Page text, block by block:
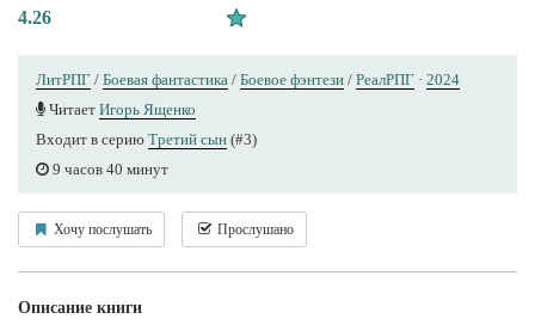
4.26
ЛитРПГ / Боевая фантастика / Боевое фэнтези / РеалРПГ · 2024
Читает Игорь Ященко
Входит в серию Третий сын (#3)
9 часов 40 минут
Хочу послушать Прослушано
Описание книги